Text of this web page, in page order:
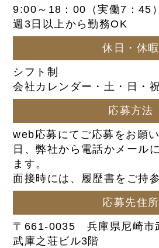
9:00～18：00（実働7：45）
週3日以上から勤務OK
休日・休暇
シフト制
会社カレンダー・土・日・
応募方法
web応募にてご応募をお願
日、弊社から電話かメール
ます。
面接時には、履歴書をご持
応募先住所
〒661-0035 兵庫県尼崎
武庫之荘ビル3階